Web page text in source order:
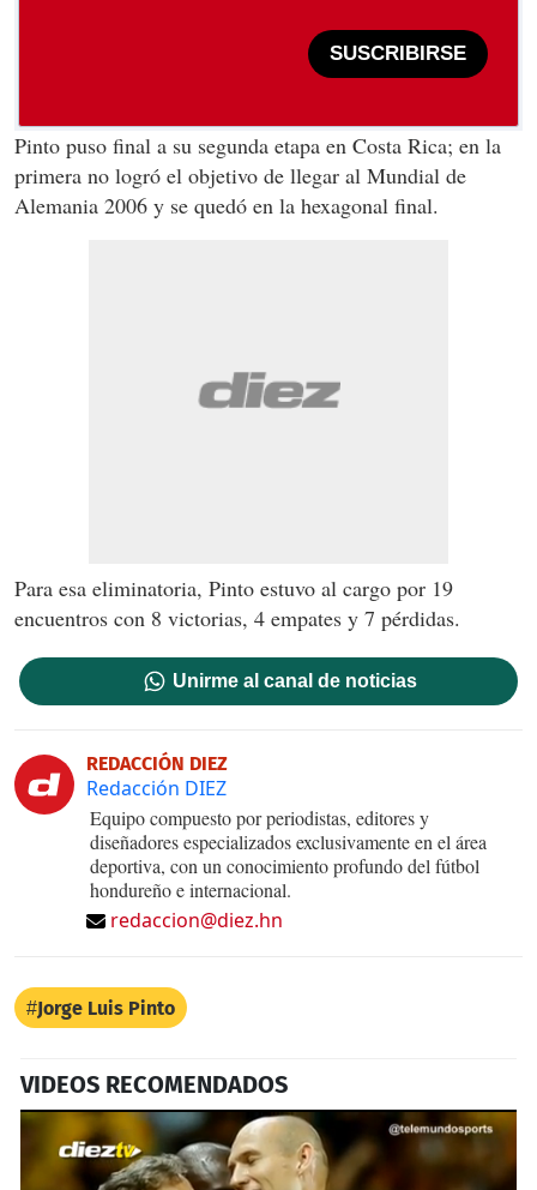
SUSCRIBIRSE
Pinto puso final a su segunda etapa en Costa Rica; en la
primera no logró el objetivo de llegar al Mundial de
Alemania 2006 y se quedó en la hexagonal final.
Para esa eliminatoria, Pinto estuvo al cargo por 19
encuentros con 8 victorias, 4 empates y 7 pérdidas.
Unirme al canal de noticias
REDACCIÓN DIEZ
Redacción DIEZ
Equipo compuesto por periodistas, editores y
diseñadores especializados exclusivamente en el área
deportiva, con un conocimiento profundo del fútbol
hondureño e internacional.
redaccion@diez.hn
Jorge Luis Pinto
VIDEOS RECOMENDADOS